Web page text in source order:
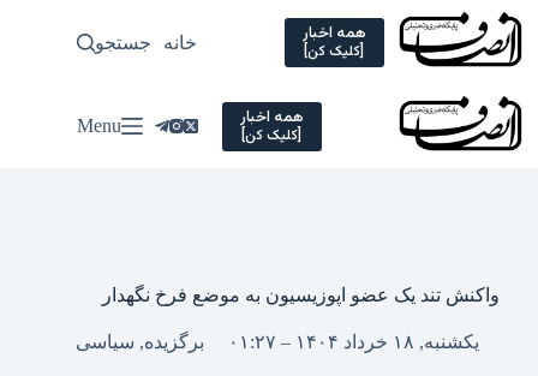
Skip
content
همه اخبار
[کلیک کن] خانه سیاسی
جستجو
همه اخبار
[کلیک کن] Menu
واکنش تند یک عضو اپوزیسیون به موضع فرخ نگهدار
یکشنبه, ۱۸ خرداد ۱۴۰۴ – ۰۱:۲۷ برگزیده, سیاسی